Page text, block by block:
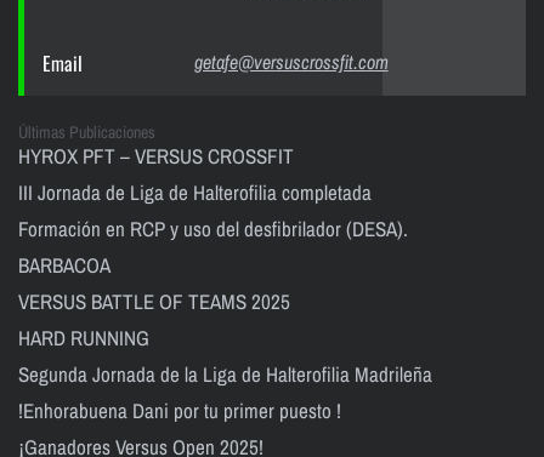
Email getafe@versuscrossfit.com
Últimas Publicaciones
HYROX PFT – VERSUS CROSSFIT
III Jornada de Liga de Halterofilia completada
Formación en RCP y uso del desfibrilador (DESA).
BARBACOA
VERSUS BATTLE OF TEAMS 2025
HARD RUNNING
Segunda Jornada de la Liga de Halterofilia Madrileña
!Enhorabuena Dani por tu primer puesto !
¡Ganadores Versus Open 2025!